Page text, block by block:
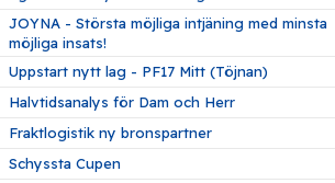
JOYNA - Största möjliga intjäning med minsta
möjliga insats!
Uppstart nytt lag - PF17 Mitt (Töjnan)
Halvtidsanalys för Dam och Herr
Fraktlogistik ny bronspartner
Schyssta Cupen